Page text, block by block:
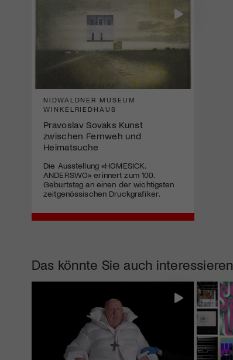
NIDWALDNER MUSEUM
WINKELRIEDHAUS
Pravoslav Sovaks Kunst
zwischen Fernweh und
Heimatsuche
Die Ausstellung «HOMESICK.
ANDERSWO» erinnert zum 100.
Geburtstag an einen der wichtigsten
zeitgenössischen Druckgrafiker.
Das könnte Sie auch interessieren